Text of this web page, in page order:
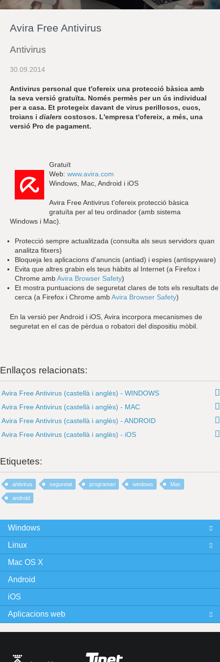
a
Avira Free Antivirus
Antivirus
30.09.2014
Antivirus personal que t'ofereix una protecció bàsica amb
la seva versió gratuïta. Només permès per un ús individual
per a casa. Et protegeix davant de virus perillosos, cucs,
troians i dialers costosos. L'empresa t'ofereix, a més, una
versió Pro de pagament.
Gratuït
Web: www.avira.com
Windows, Mac, Android i iOS
Avira Free Antivirus t'ofereix protecció bàsica
gratuïta per al teu ordinador (amb sistema
Windows i Mac).
Protecció sempre actualitzada (consulta als seus servidors quan
analitza fitxers)
Bloqueja les aplicacions d'anuncis (antiad) i espies (antispyware)
Evita que altres grabin els teus hàbits al Internet (a Firefox i
Chrome ambAvira Browser Safety)
Et mostra puntuacions de seguretat clares de tots els resultats de
cerca (a Firefox i Chrome ambAvira Browser Safety)
En la versió per Android i iOS, Avira incorpora mecanismes de
seguretat en el cas de pèrdua o robatori del dispositiu mòbil.
Enllaços relacionats:
Avira Free Antivirus (castellà i anglès) - WINDOWS
Avira Free Antivirus (castellà i anglès) - MAC
Avira Free Antivirus (castellà i anglès) - ANDROID
Avira Free Antivirus (castellà i anglès) - iOS
Etiquetes:
antivirus seguretat programari windows Mac
android
Windows
Linux
Mac OS X
Android
iOS
Aplicacions web